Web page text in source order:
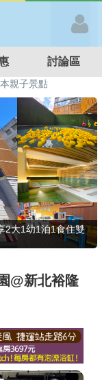
討論區
親子景點
泡湯SPA
2大1幼1泊1食住雙
@新北裕隆